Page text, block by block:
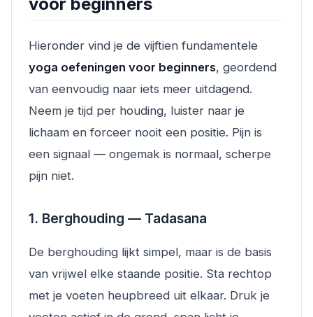
voor beginners
Hieronder vind je de vijftien fundamentele
yoga oefeningen voor beginners, geordend
van eenvoudig naar iets meer uitdagend.
Neem je tijd per houding, luister naar je
lichaam en forceer nooit een positie. Pijn is
een signaal — ongemak is normaal, scherpe
pijn niet.
1. Berghouding — Tadasana
De berghouding lijkt simpel, maar is de basis
van vrijwel elke staande positie. Sta rechtop
met je voeten heupbreed uit elkaar. Druk je